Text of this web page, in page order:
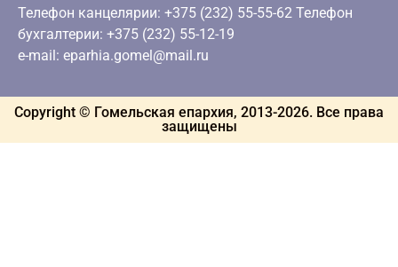
Телефон канцелярии: +375 (232) 55-55-62 Телефон
бухгалтерии: +375 (232) 55-12-19
e-mail: eparhia.gomel@mail.ru
Copyright © Гомельская епархия, 2013-2026. Все права
защищены